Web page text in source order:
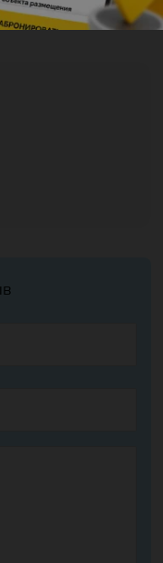
закружит вас